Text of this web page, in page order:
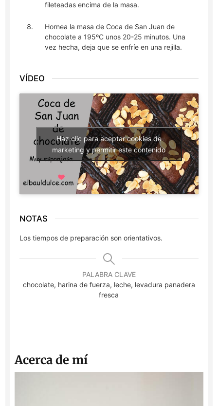
fileteadas encima de la masa.
Hornea la masa de Coca de San Juan de
chocolate a 195ºC unos 20-25 minutos. Una
vez hecha, deja que se enfríe en una rejilla.
VÍDEO
Haz clic para aceptar cookies de
marketing y permitir este contenido
NOTAS
Los tiempos de preparación son orientativos.
PALABRA CLAVE
chocolate, harina de fuerza, leche, levadura panadera
fresca
Acerca de mí